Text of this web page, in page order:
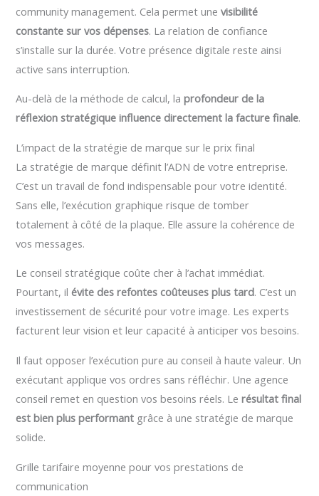
community management. Cela permet unevisibilité
constante sur vos dépenses. La relation de confiance
s’installe sur la durée. Votre présence digitale reste ainsi
active sans interruption.
Au-delà de la méthode de calcul, laprofondeur de la
réflexion stratégique influence directement la facture finale.
L’impact de la stratégie de marque sur le prix final
La stratégie de marque définit l’ADN de votre entreprise.
C’est un travail de fond indispensable pour votre identité.
Sans elle, l’exécution graphique risque de tomber
totalement à côté de la plaque. Elle assure la cohérence de
vos messages.
Le conseil stratégique coûte cher à l’achat immédiat.
Pourtant, il évite des refontes coûteuses plus tard. C’est un
investissement de sécurité pour votre image. Les experts
facturent leur vision et leur capacité à anticiper vos besoins.
Il faut opposer l’exécution pure au conseil à haute valeur. Un
exécutant applique vos ordres sans réfléchir. Une agence
conseil remet en question vos besoins réels. Lerésultat final
est bien plus performant grâce à une stratégie de marque
solide.
Grille tarifaire moyenne pour vos prestations de
communication